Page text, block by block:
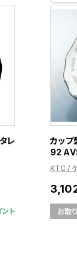
レ
ト
カップ
92
KTC /
お取